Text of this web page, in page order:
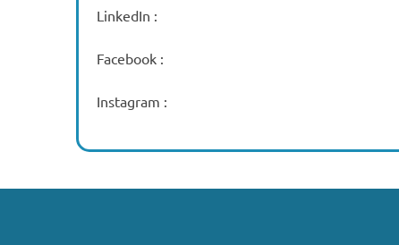
LinkedIn :
Facebook :
Instagram :